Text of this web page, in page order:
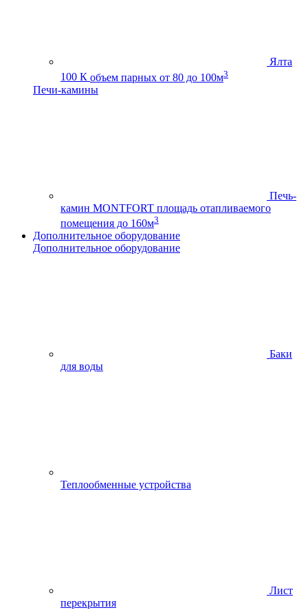
Ялта
100 К объем парных от 80 до 100м3
Печи-камины
Печь-
камин MONTFORT площадь отапливаемого
помещения до 160м3
Дополнительное оборудование
Дополнительное оборудование
Баки
для воды
Теплообменные устройства
Лист
перекрытия